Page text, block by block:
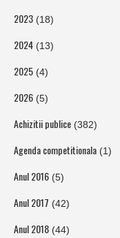
2023 (18)
2024 (13)
2025 (4)
2026 (5)
Achizitii publice (382)
Agenda competitionala (1)
Anul 2016 (5)
Anul 2017 (42)
Anul 2018 (44)